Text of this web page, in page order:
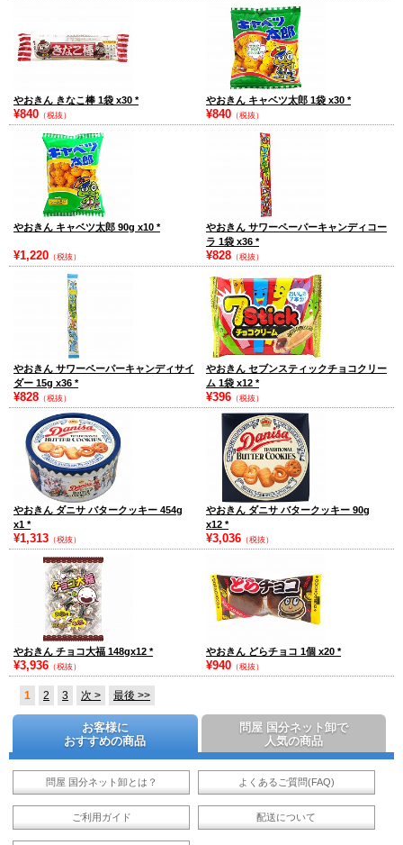
やおきん きなこ棒 1袋 x30 *
¥840 （税抜）
やおきん キャベツ太郎 1袋 x30 *
¥840 （税抜）
やおきん キャベツ太郎 90g x10 *
¥1,220 （税抜）
やおきん サワーペーパーキャンディコー
ラ 1袋 x36 *
¥828 （税抜）
やおきん サワーペーパーキャンディサイ
ダー 15g x36 *
¥828 （税抜）
やおきん セブンスティックチョコクリー
ム 1袋 x12 *
¥396 （税抜）
やおきん ダニサ バタークッキー 454g
x1 *
¥1,313 （税抜）
やおきん ダニサ バタークッキー 90g
x12 *
¥3,036 （税抜）
やおきん チョコ大福 148gx12 *
¥3,936 （税抜）
やおきん どらチョコ 1個 x20 *
¥940 （税抜）
1 2 3 次 > 最後 >>
お客様に
おすすめの商品
問屋 国分ネット卸で
人気の商品
問屋 国分ネット卸とは？ よくあるご質問(FAQ)
ご利用ガイド 配送について